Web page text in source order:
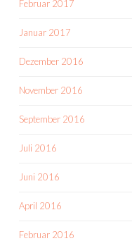
Februar 2017
Januar 2017
Dezember 2016
November 2016
September 2016
Juli 2016
Juni 2016
April 2016
Februar 2016